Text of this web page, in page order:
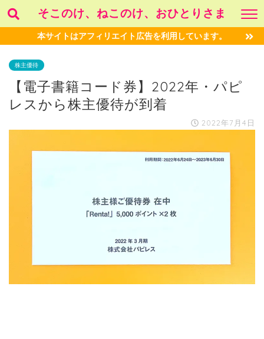
そこのけ、ねこのけ、おひとりさま
本サイトはアフィリエイト広告を利用しています。
株主優待
【電子書籍コード券】2022年・パピ
レスから株主優待が到着
2022年7月4日